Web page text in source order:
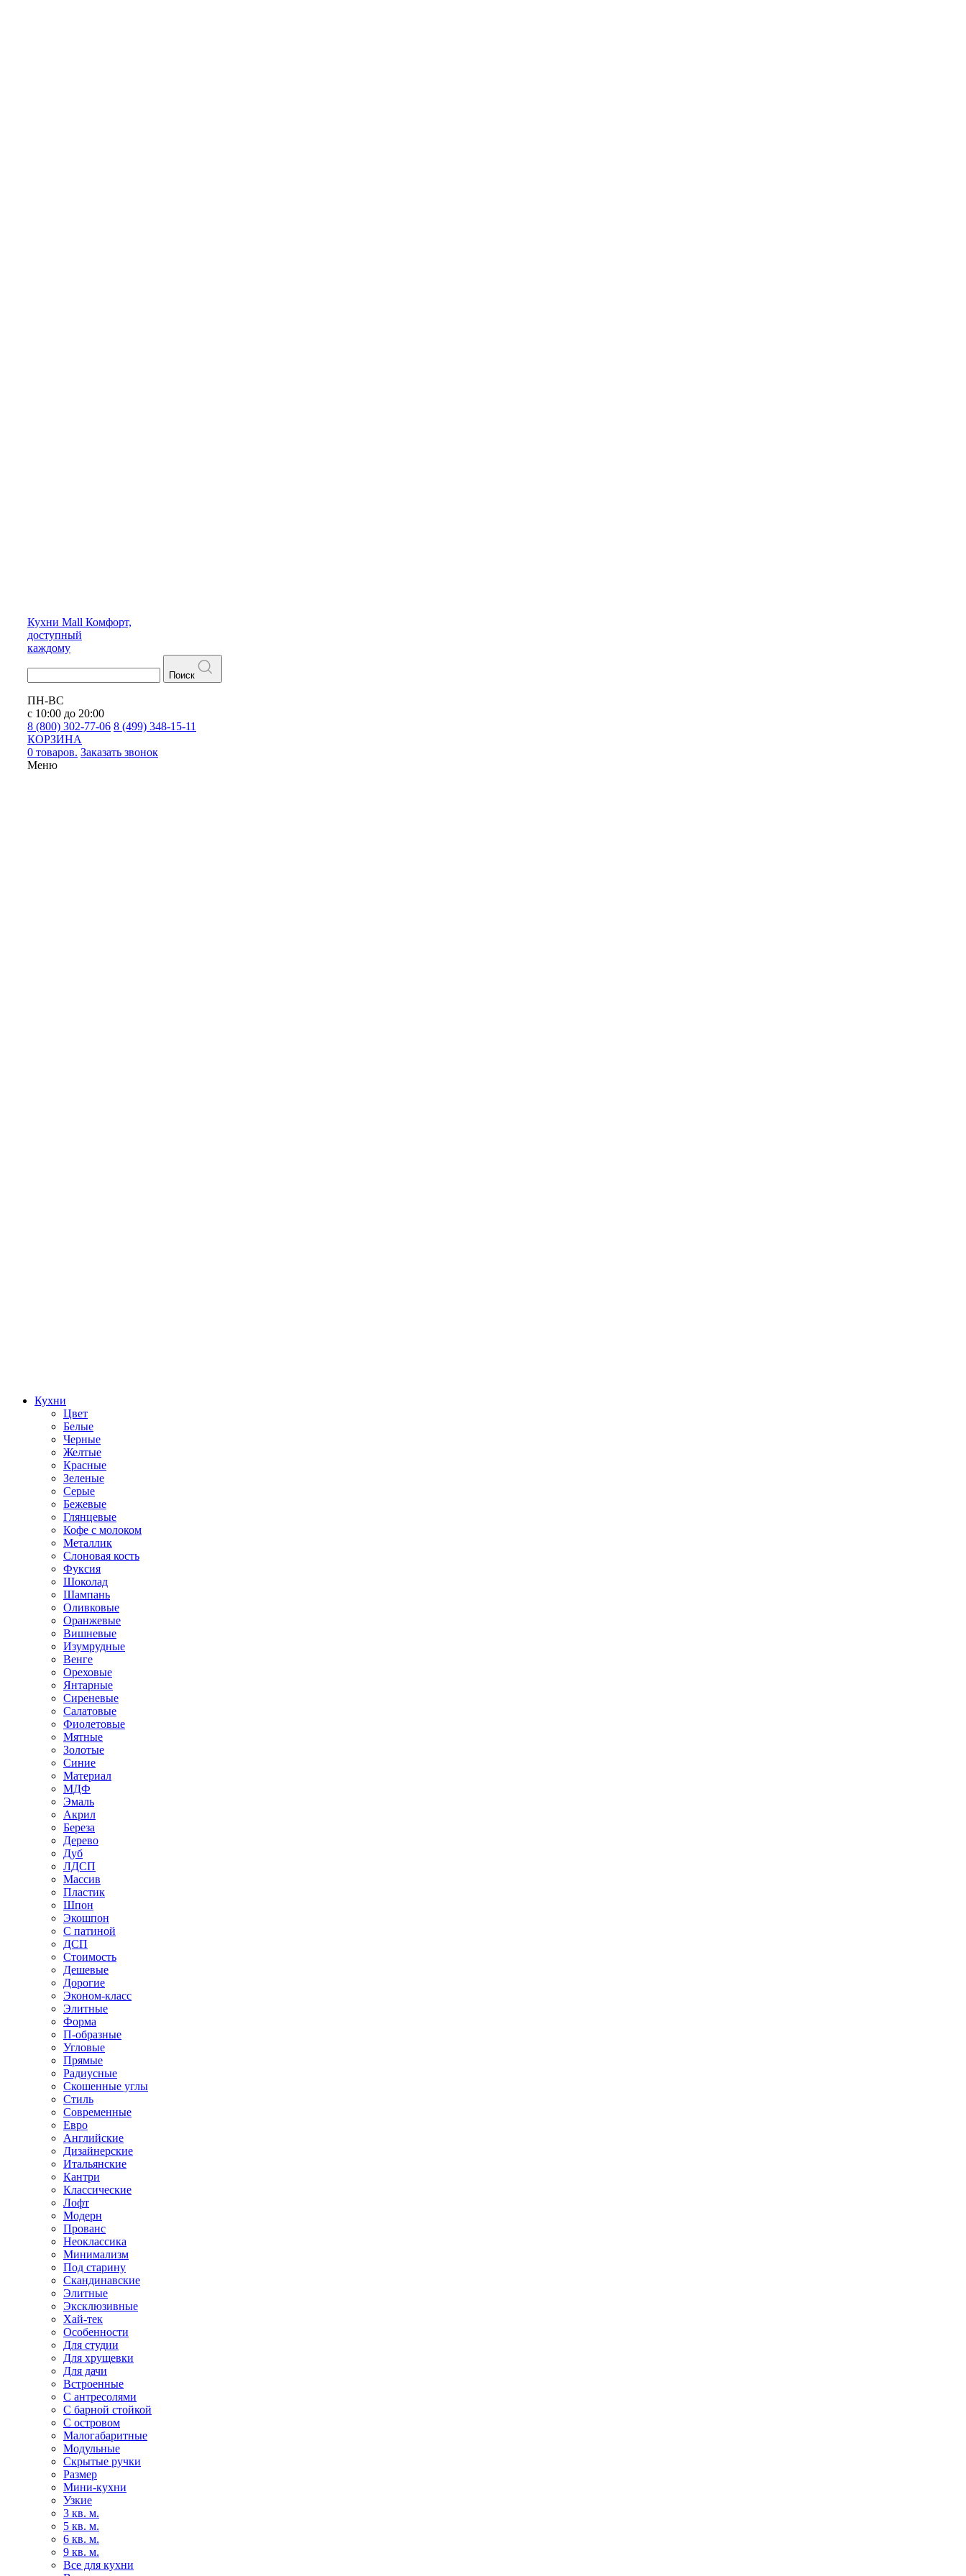
Кухни Mall Комфорт,
доступный
каждому
Поиск
ПН-ВС
с 10:00 до 20:00
8 (800) 302-77-06 8 (499) 348-15-11
КОРЗИНА
0 товаров. Заказать звонок
Меню
Кухни
Цвет
Белые
Черные
Желтые
Красные
Зеленые
Серые
Бежевые
Глянцевые
Кофе с молоком
Металлик
Слоновая кость
Фуксия
Шоколад
Шампань
Оливковые
Оранжевые
Вишневые
Изумрудные
Венге
Ореховые
Янтарные
Сиреневые
Салатовые
Фиолетовые
Мятные
Золотые
Синие
Материал
МДФ
Эмаль
Акрил
Береза
Дерево
Дуб
ЛДСП
Массив
Пластик
Шпон
Экошпон
С патиной
ДСП
Стоимость
Дешевые
Дорогие
Эконом-класс
Элитные
Форма
П-образные
Угловые
Прямые
Радиусные
Скошенные углы
Стиль
Современные
Евро
Английские
Дизайнерские
Итальянские
Кантри
Классические
Лофт
Модерн
Прованс
Неоклассика
Минимализм
Под старину
Скандинавские
Элитные
Эксклюзивные
Хай-тек
Особенности
Для студии
Для хрущевки
Для дачи
Встроенные
С антресолями
С барной стойкой
С островом
Малогабаритные
Модульные
Скрытые ручки
Размер
Мини-кухни
Узкие
3 кв. м.
5 кв. м.
6 кв. м.
9 кв. м.
Все для кухни